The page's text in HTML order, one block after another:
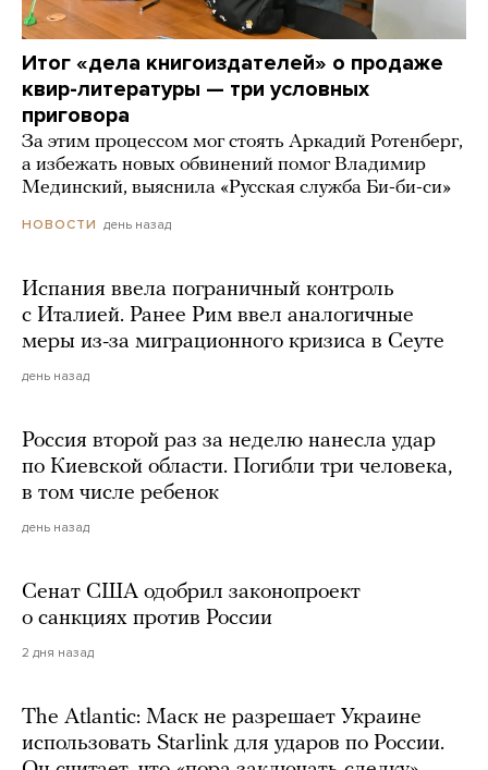
Итог «дела книгоиздателей» о продаже
квир-литературы — три условных
приговора
За этим процессом мог стоять Аркадий Ротенберг,
а избежать новых обвинений помог Владимир
Мединский, выяснила «Русская служба Би-би-си»
НОВОСТИ день назад
Испания ввела пограничный контроль
с Италией. Ранее Рим ввел аналогичные
меры из-за миграционного кризиса в Сеуте
день назад
Россия второй раз за неделю нанесла удар
по Киевской области. Погибли три человека,
в том числе ребенок
день назад
Сенат США одобрил законопроект
о санкциях против России
2 дня назад
The Atlantic: Маск не разрешает Украине
использовать Starlink для ударов по России.